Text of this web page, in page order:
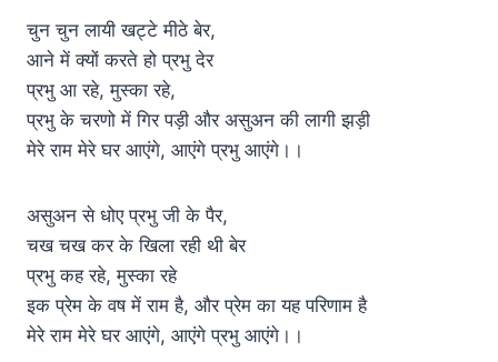
चुन चुन लायी खट्टे मीठे बेर,
आने में क्यों करते हो प्रभु देर
प्रभु आ रहे, मुस्का रहे,
प्रभु के चरणो में गिर पड़ी और असुअन की लागी झड़ी
मेरे राम मेरे घर आएंगे, आएंगे प्रभु आएंगे।।
असुअन से धोए प्रभु जी के पैर,
चख चख कर के खिला रही थी बेर
प्रभु कह रहे, मुस्का रहे
इक प्रेम के वष में राम है, और प्रेम का यह परिणाम है
मेरे राम मेरे घर आएंगे, आएंगे प्रभु आएंगे।।